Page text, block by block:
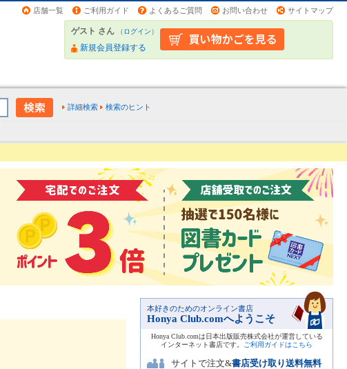
店舗一覧 ご利用ガイド よくあるご質問 お問い合わせ サイトマップ
ゲスト さん （ログイン）
新規会員登録する
詳細検索 検索のヒント
本好きのためのオンライン書店
Honya Club.comへようこそ
Honya Club.comは日本出版販売株式会社が運営している
インターネット書店です。
ご利用ガイドはこちら
サイトで注文&書店受け取り送料無料